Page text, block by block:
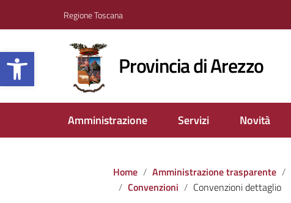
Apri la barra degli strumenti
Regione Toscana
Provincia di Arezzo
Amministrazione Servizi Novità
Home Amministrazione trasparente
Convenzioni
Convenzioni dettaglio